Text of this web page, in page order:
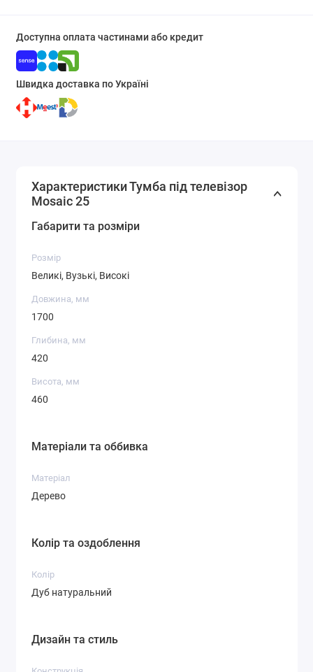
Доступна оплата частинами або кредит
Швидка доставка по Україні
Характеристики Тумба під телевізор
Mosaic 25
Габарити та розміри
Розмір
Великі, Вузькі, Високі
Довжина, мм
1700
Глибина, мм
420
Висота, мм
460
Матеріали та оббивка
Матеріал
Дерево
Колір та оздоблення
Колір
Дуб натуральний
Дизайн та стиль